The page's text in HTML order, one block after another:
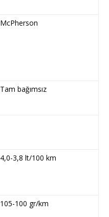
McPherson
Tam bağımsız
4,0-3,8 lt/100 km
105-100 gr/km